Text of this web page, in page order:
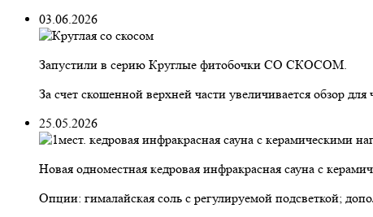
03.06.2026
Запустили в серию Круглые фитобочки СО СКОСОМ.
За счет скошенной верхней части увеличивается обзор
25.05.2026
Новая одноместная кедровая инфракрасная сауна с
Опции: гималайская соль с регулируемой подсветкой;